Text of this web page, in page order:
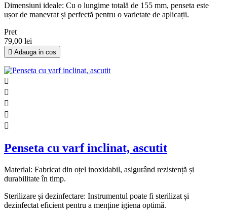
Dimensiuni ideale: Cu o lungime totală de 155 mm, penseta este
ușor de manevrat și perfectă pentru o varietate de aplicații.
Pret
79,00 lei
 Adauga in cos





Penseta cu varf inclinat, ascutit
Material: Fabricat din oțel inoxidabil, asigurând rezistență și
durabilitate în timp.
Sterilizare și dezinfectare: Instrumentul poate fi sterilizat și
dezinfectat eficient pentru a menține igiena optimă.